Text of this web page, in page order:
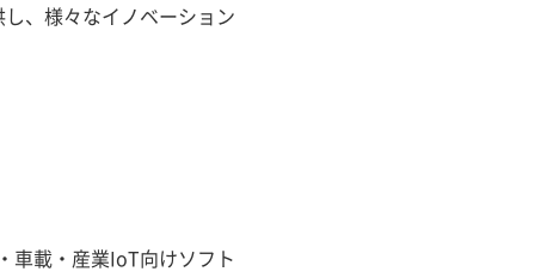
、様々なイノベーション
車載・産業IoT向けソフト